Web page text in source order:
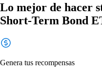
Lo mejor de hacer
Short-Term Bond
Genera tus recompensas